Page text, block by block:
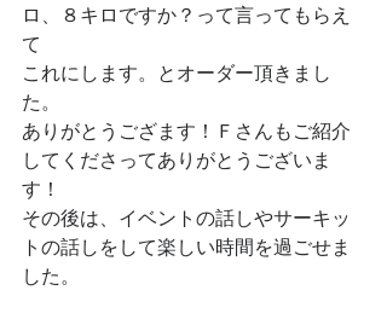
ロ、８キロですか？って言ってもらえ
て
これにします。とオーダー頂きまし
た。
ありがとうござます！Ｆさんもご紹介
してくださってありがとうございま
す！
その後は、イベントの話しやサーキッ
トの話しをして楽しい時間を過ごせま
した。